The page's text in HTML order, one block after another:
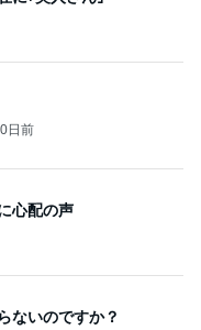
日前
心配の声
らないのですか？